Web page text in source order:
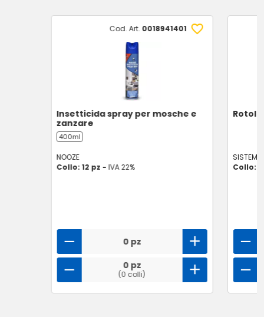
Cod. Art. 0018941401
Insetticida spray per mosche e
zanzare
400ml
NOOZE
Collo: 12 pz - IVA 22%
0 pz
0 pz
(0 colli)
Collo: